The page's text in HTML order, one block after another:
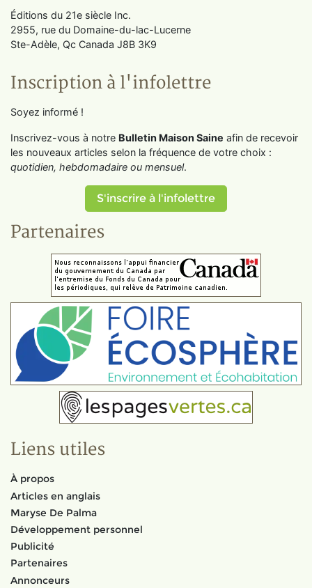
Éditions du 21e siècle Inc.
2955, rue du Domaine-du-lac-Lucerne
Ste-Adèle, Qc Canada J8B 3K9
Inscription à l'infolettre
Soyez informé !
Inscrivez-vous à notre Bulletin Maison Saine afin de recevoir
les nouveaux articles selon la fréquence de votre choix :
quotidien, hebdomadaire ou mensuel.
S'inscrire à l'infolettre
Partenaires
Liens utiles
À propos
Articles en anglais
Maryse De Palma
Développement personnel
Publicité
Partenaires
Annonceurs